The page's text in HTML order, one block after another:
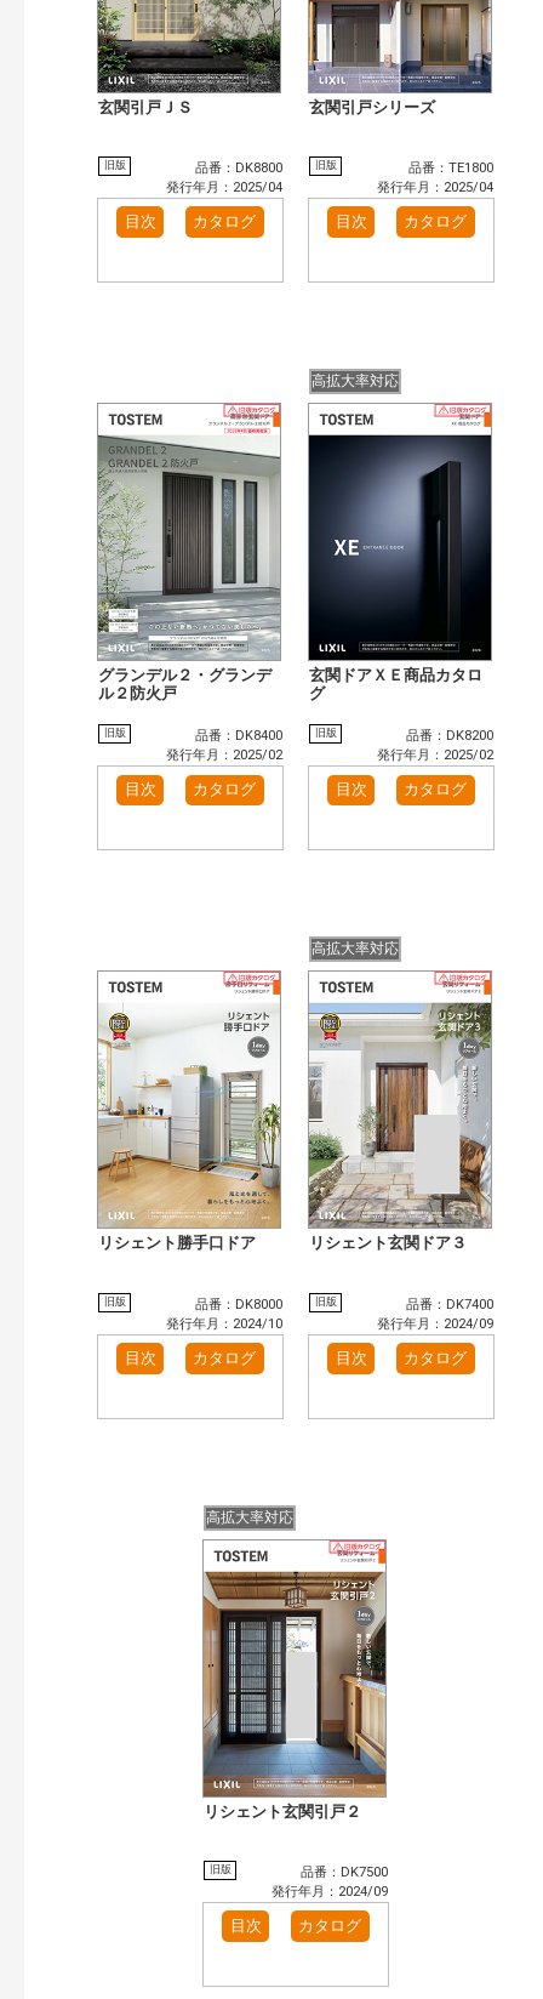
玄関引戸ＪＳ
旧版
品番：DK8800
発行年月：2025/04
目次 カタログ
玄関引戸シリーズ
旧版
品番：TE1800
発行年月：2025/04
目次 カタログ
グランデル２・グランデ
ル２防火戸
旧版
品番：DK8400
発行年月：2025/02
目次 カタログ
高拡大率対応
玄関ドアＸＥ商品カタロ
グ
旧版
品番：DK8200
発行年月：2025/02
目次 カタログ
リシェント勝手口ドア
旧版
品番：DK8000
発行年月：2024/10
目次 カタログ
高拡大率対応
リシェント玄関ドア３
旧版
品番：DK7400
発行年月：2024/09
目次 カタログ
高拡大率対応
リシェント玄関引戸２
旧版
品番：DK7500
発行年月：2024/09
目次 カタログ